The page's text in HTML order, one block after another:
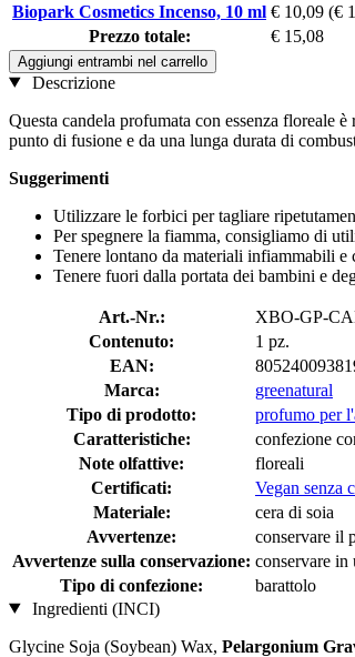
Biopark Cosmetics Incenso, 10 ml € 10,09 (€
Prezzo totale:
€ 15,08
Aggiungi entrambi nel carrello
Descrizione
Questa candela profumata con essenza floreale
punto di fusione e da una lunga durata di
Suggerimenti
Utilizzare le forbici per tagliare
Per spegnere la fiamma, consigliamo di
Tenere lontano da materiali infiammabili e
Tenere fuori dalla portata dei bambini e
Art.-Nr.:
XBO-GP-
Contenuto:
1 pz.
EAN:
Marca:
greenatural
Tipo di prodotto:
profumo per
Caratteristiche:
confezione
Note olfattive:
floreali
Certificati:
Vegan senza
Materiale:
cera di soia
Avvertenze:
conservare il
Avvertenze sulla conservazione: conservare in
Tipo di confezione:
barattolo
Ingredienti (INCI)
Glycine Soja (Soybean) Wax, Pelargonium